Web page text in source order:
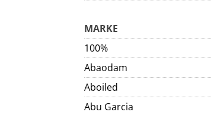
MARKE
100%
Abaodam
Aboiled
Abu Garcia